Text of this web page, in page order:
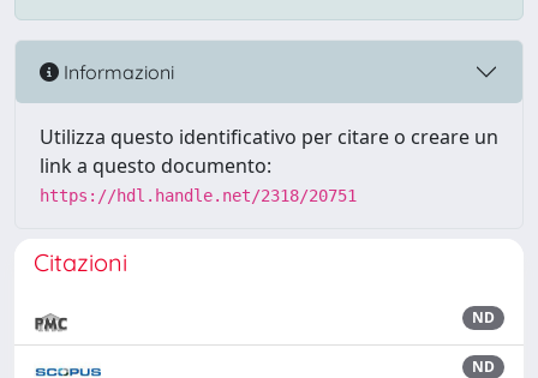
Informazioni
Utilizza questo identificativo per citare o creare un
link a questo documento:
https://hdl.handle.net/2318/20751
Citazioni
ND
ND